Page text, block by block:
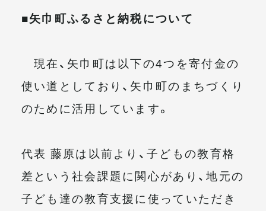
■矢巾町ふるさと納税について
現在、矢巾町は以下の4つを寄付金の
使い道としており、矢巾町のまちづくり
のために活用しています。
代表 藤原は以前より、子どもの教育格
差という社会課題に関心があり、地元の
子ども達の教育支援に使っていただき